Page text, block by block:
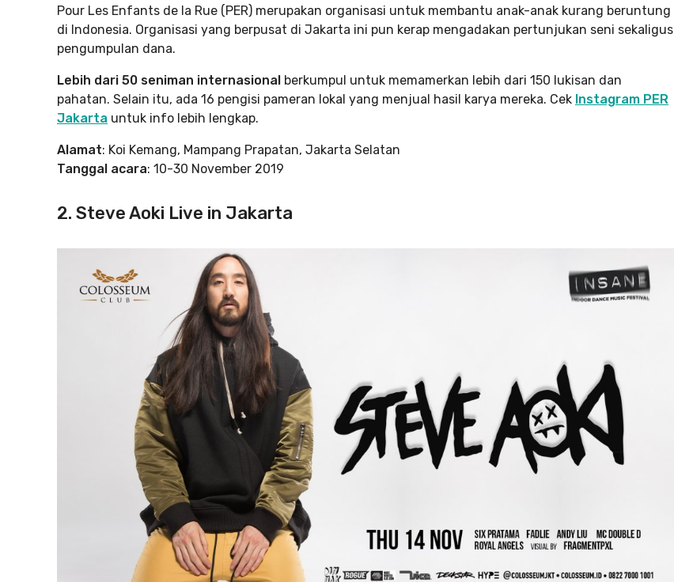
Pour Les Enfants de la Rue (PER) merupakan organisasi untuk membantu anak-anak kurang beruntung
di Indonesia. Organisasi yang berpusat di Jakarta ini pun kerap mengadakan pertunjukan seni sekaligus
pengumpulan dana.
Lebih dari 50 seniman internasional berkumpul untuk memamerkan lebih dari 150 lukisan dan
pahatan. Selain itu, ada 16 pengisi pameran lokal yang menjual hasil karya mereka. Cek Instagram PER
Jakarta untuk info lebih lengkap.
Alamat: Koi Kemang, Mampang Prapatan, Jakarta Selatan
Tanggal acara: 10-30 November 2019
2. Steve Aoki Live in Jakarta